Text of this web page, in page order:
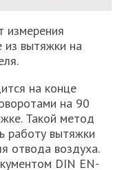
измерения
из вытяжки на
на конце
на 90
Такой метод
работу вытяжки
отвода воздуха.
DIN EN-